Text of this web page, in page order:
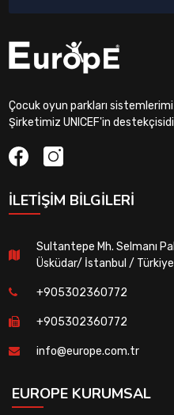
Çocuk oyun parkları
Şirketimiz UNICEF'in
İLETIŞIM BILGILERI
Sultantepe Mh. Selmanı
Üsküdar/ İstanbul / Türkiye
+905302360772
+905302360772
info@europe.com.tr
EUROPE KURUMSAL